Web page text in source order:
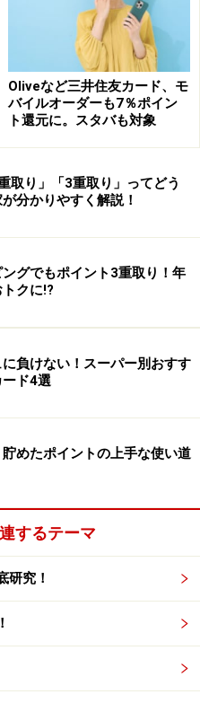
ドのキャッシュバック率
で半年間で20万円利用し
を提示すると6000円のキ
間で1万2000円ですね。
併用も可能！
で
いる人も多いのではないで
謝デーで5％OFFになり、
キャッシュバック、イオ
で1％のポイントが貯まる
、それでもオーナーズカ
最新の内容をご確認くださ
目的としており、特定の金融
Oliveなど三井住友カード、モ
バイルオーダーも7％ポイン
ト還元に。スタバも対象
取り」「3重取り」ってどう
分かりやすく解説！
グでもポイント3重取り！年
クに!?
負けない！スーパー別おすす
ド4選
めたポイントの上手な使い道
するテーマ
研究！